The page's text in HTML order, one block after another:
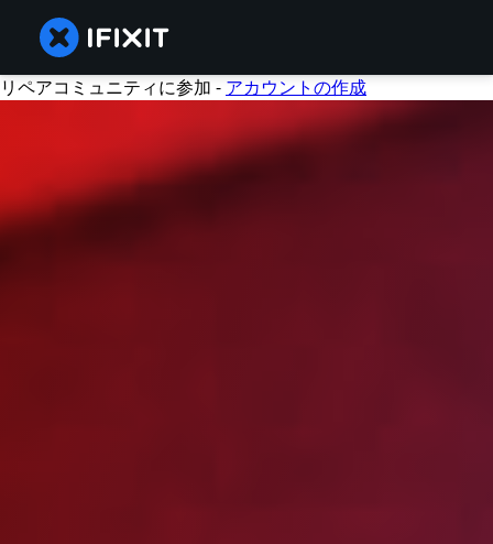
リペアコミュニティに参加 - アカウントの作成